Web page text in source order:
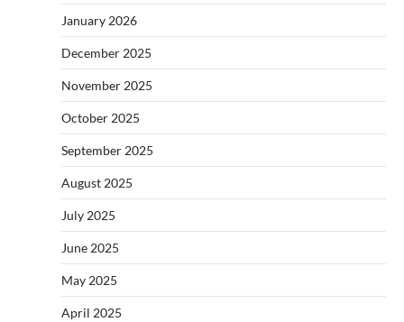
January 2026
December 2025
November 2025
October 2025
September 2025
August 2025
July 2025
June 2025
May 2025
April 2025